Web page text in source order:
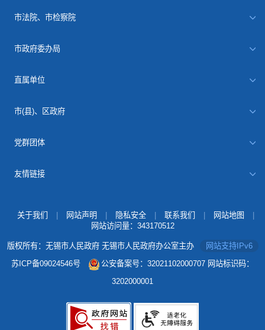
市法院、市检察院
市政府委办局
直属单位
市(县)、区政府
党群团体
友情链接
关于我们 网站声明 隐私安全 联系我们 网站地图
网站访问量： 343170512
版权所有：无锡市人民政府 无锡市人民政府办公室主办
网站支持IPv6
苏ICP备09024546号
公安备案号：32021102000707 网站标识码：
3202000001